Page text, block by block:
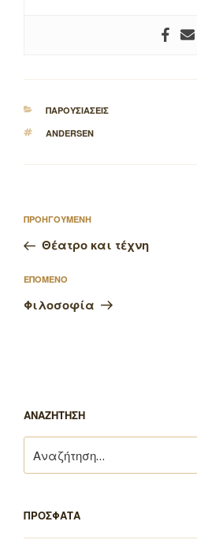
ΚΑΤΗΓΟΡΙΕΣ
ΠΑΡΟΥΣΙΑΣΕΙΣ
ΕΤΙΚΕΤΕΣ
ANDERSEN
άρθρων
Προηγούμενο
άρθρο
ΠΡΟΗΓΟΥΜΕΝΗ
Θέατρο και τέχνη
Επόμενο
άρθρο
ΕΠΟΜΕΝΟ
Φιλοσοφία
ΑΝΑΖΗΤΗΣΗ
για:
ΠΡΟΣΦΑΤΑ